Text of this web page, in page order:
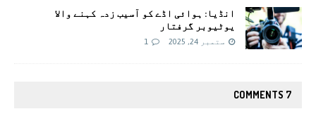
انڈیا: ہوائی اڈے کو آسیب زدہ کہنے والا
یوٹیوبر گرفتار
ستمبر 24, 2025 1
7 COMMENTS